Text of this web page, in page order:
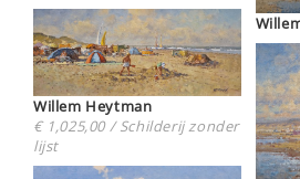
Willem Heytman
€ 1,025,00 / Schilderij zonder
lijst